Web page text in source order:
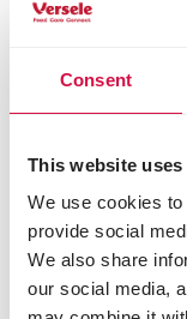
Consent
This website
We use cookies
provide social
We also share
our social media,
sód 0,3%
Dodatki
tokoferylu)
3a312
3b103
32 mg
3b405